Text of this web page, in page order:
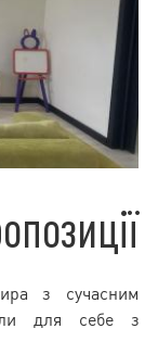
з сучасним
для себе з